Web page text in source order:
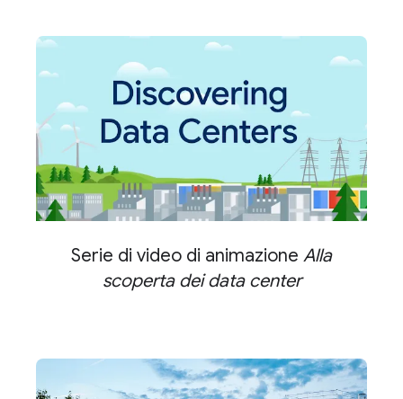
Serie di video di animazione Alla
scoperta dei data center